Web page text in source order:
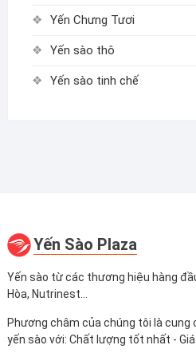
Yến Chưng Tươi
Yến sào thô
Yến sào tinh chế
Yến Sào Plaza
Yến sào từ các thương hiệu hàng
Hòa, Nutrinest...
Phương châm của chúng tôi là cung
yến sào với: Chất lượng tốt nhất -